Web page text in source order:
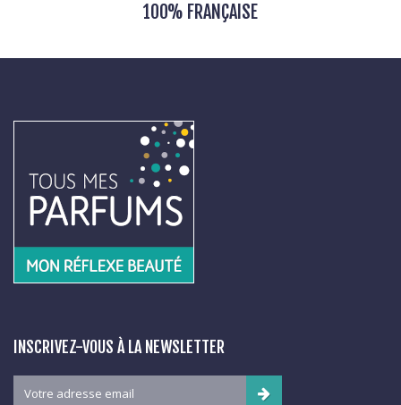
100% FRANÇAISE
INSCRIVEZ-VOUS À LA NEWSLETTER